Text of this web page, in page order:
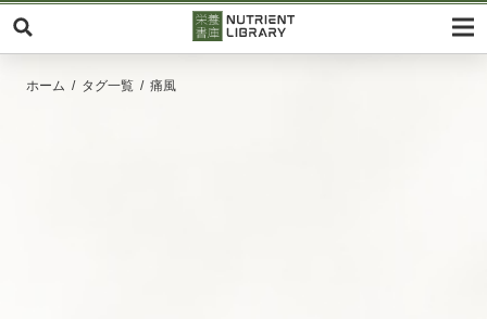
ホーム タグ一覧 痛風